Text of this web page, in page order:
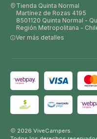
Tienda Quinta Normal
Martínez de Rozas 4195
8501120 Quinta Normal -
Región Metropolitana -
Ver más detalles
2026 ViveCampers.